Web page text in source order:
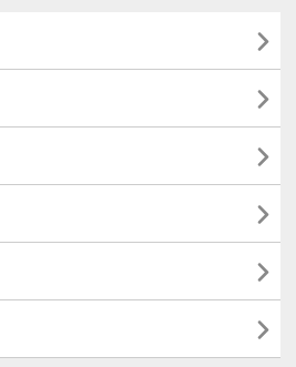





